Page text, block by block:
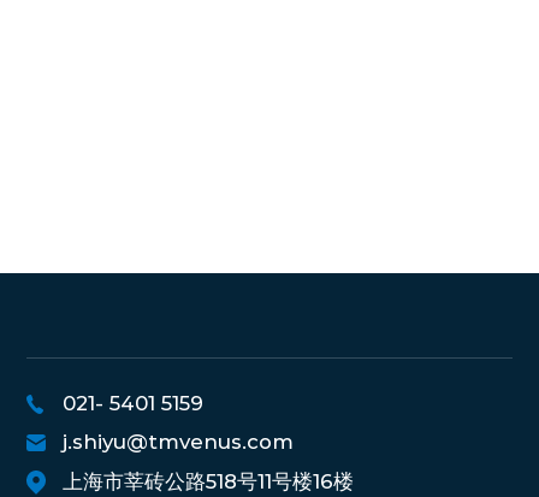
021- 5401 5159
j.shiyu@tmvenus.com
上海市莘砖公路518号11号楼16楼